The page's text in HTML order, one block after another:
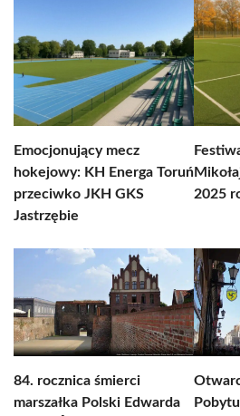
Emocjonujący mecz
hokejowy: KH Energa Toruń
przeciwko JKH GKS
Jastrzębie
2025
84. rocznica śmierci
marszałka Polski Edwarda